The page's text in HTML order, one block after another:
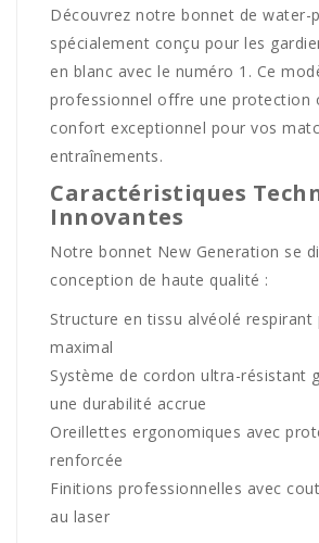
Découvrez notre bonnet de water-
spécialement conçu pour les
en blanc avec le numéro 1. Ce
professionnel offre une protection
confort exceptionnel pour vos
entraînements.
Caractéristiques
Innovantes
Notre bonnet New Generation se
conception de haute qualité :
Structure en tissu alvéolé
maximal
Système de cordon ultra-résistant
une durabilité accrue
Oreillettes ergonomiques avec
renforcée
Finitions professionnelles avec
au laser